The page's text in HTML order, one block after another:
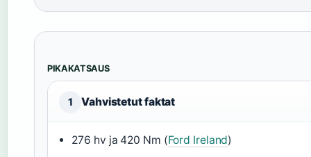
PIKAKATSAUS
1 Vahvistetut faktat
276 hv ja 420 Nm (Ford Ireland)